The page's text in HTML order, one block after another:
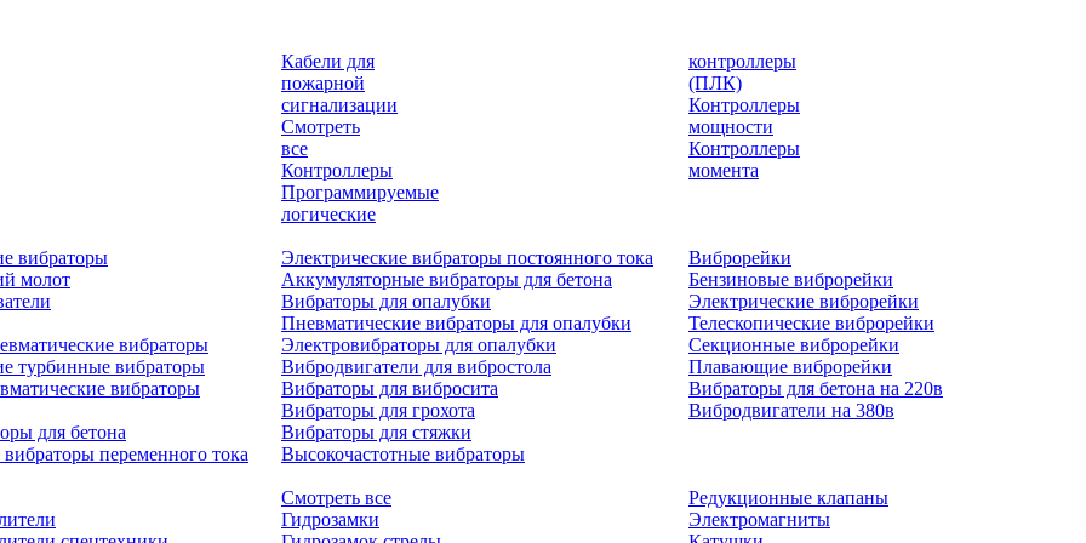
Кабели для
пожарной
сигнализации
Смотреть
все
Контроллеры
Программируемые
логические
контроллеры
(ПЛК)
Контроллеры
мощности
Контроллеры
момента
вибраторы
молот
вибраторы
турбинные вибраторы
вибраторы
для бетона
переменного тока
Электрические вибраторы постоянного тока
Аккумуляторные вибраторы для бетона
Вибраторы для опалубки
Пневматические вибраторы для опалубки
Электровибраторы для опалубки
Вибродвигатели для вибростола
Вибраторы для вибросита
Вибраторы для грохота
Вибраторы для стяжки
Высокочастотные вибраторы
Виброрейки
Бензиновые виброрейки
Электрические виброрейки
Телескопические виброрейки
Секционные виброрейки
Плавающие виброрейки
Вибраторы для бетона на 220в
Вибродвигатели на 380в
Смотреть все
Гидрозамки
Редукционные клапаны
Электромагниты